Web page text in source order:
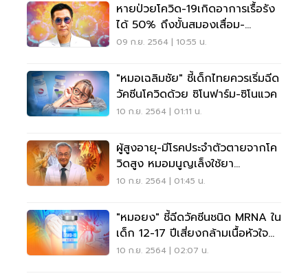
หายป่วยโควิด-19เกิดอาการเรื้อรัง
ได้ 50% ถึงขั้นสมองเสื่อม-
อัมพฤกษ์
09 ก.ย. 2564 | 10:55 น.
"หมอเฉลิมชัย" ชี้เด็กไทยควรเริ่มฉีด
วัคซีนโควิดด้วย ซิโนฟาร์ม-ซิโนแวค
10 ก.ย. 2564 | 01:11 น.
ผู้สูงอายุ-มีโรคประจำตัวตายจากโค
วิดสูง หมอมนูญเล็งใช้ยา
แอนติบอดี ค็อกเทล รักษา
10 ก.ย. 2564 | 01:45 น.
"หมอยง" ชี้ฉีดวัคซีนชนิด MRNA ใน
เด็ก 12-17 ปีเสี่ยงกล้ามเนื้อหัวใจ
อักเสบ
10 ก.ย. 2564 | 02:07 น.